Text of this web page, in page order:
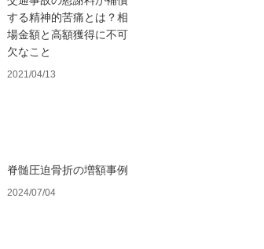
する精神的苦痛とは？相
場金額と高額獲得に不可
欠なこと
2021/04/13
脊髄圧迫骨折の増額事例
2024/07/04